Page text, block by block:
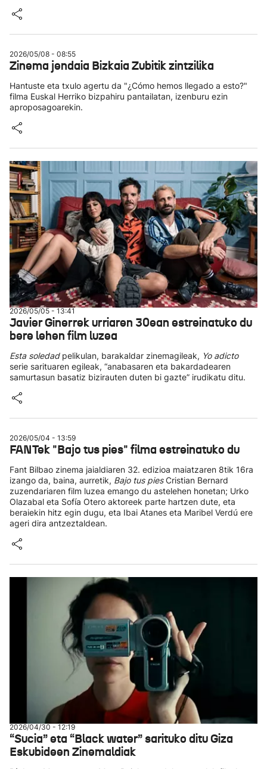
2026/05/08 - 08:55
Zinema jendaia Bizkaia Zubitik zintzilika
Hantuste eta txulo agertu da "¿Cómo hemos llegado a esto?"
filma Euskal Herriko bizpahiru pantailatan, izenburu ezin
aproposagoarekin.
2026/05/05 - 13:41
Javier Ginerrek urriaren 30ean estreinatuko du
bere lehen film luzea
Esta soledadpelikulan, barakaldar zinemagileak, Yo adicto
serie sarituaren egileak, “anabasaren eta bakardadearen
samurtasun basatiz bizirauten duten bi gazte” irudikatu ditu.
2026/05/04 - 13:59
FANTek "Bajo tus pies" filma estreinatuko du
Fant Bilbao zinema jaialdiaren 32. edizioa maiatzaren 8tik 16ra
izango da, baina, aurretik, Bajo tus piesCristian Bernard
zuzendariaren film luzea emango du astelehen honetan; Urko
Olazabal eta Sofía Otero aktoreek parte hartzen dute, eta
beraiekin hitz egin dugu, eta Ibai Atanes eta Maribel Verdú ere
ageri dira antzeztaldean.
2026/04/30 - 12:19
“Sucia” eta “Black water” sarituko ditu Giza
Eskubideen Zinemaldiak